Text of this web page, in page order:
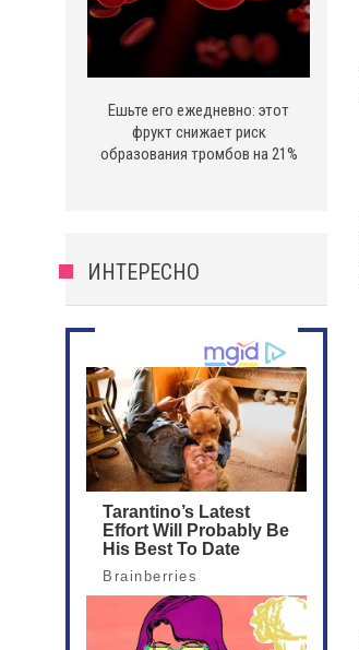
Ешьте его ежедневно: этот
фрукт снижает риск
образования тромбов на 21%
ИНТЕРЕСНО